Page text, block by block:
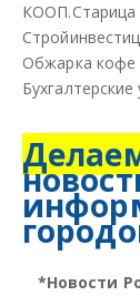
КООП.Старица
Обжарка кофе
*Новости